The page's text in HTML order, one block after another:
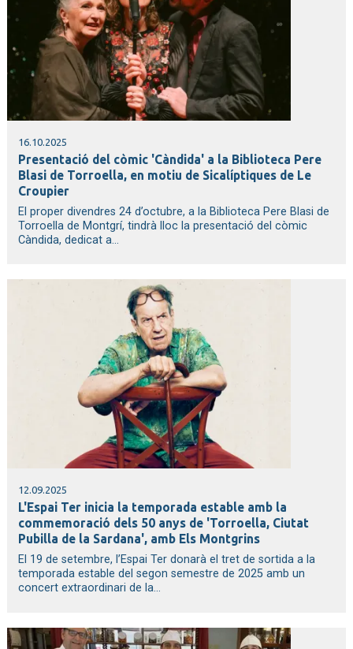
16.10.2025
Presentació del còmic 'Càndida' a la Biblioteca Pere
Blasi de Torroella, en motiu de Sicalíptiques de Le
Croupier
El proper divendres 24 d’octubre, a la Biblioteca Pere Blasi de
Torroella de Montgrí, tindrà lloc la presentació del còmic
Càndida, dedicat a...
12.09.2025
L'Espai Ter inicia la temporada estable amb la
commemoració dels 50 anys de 'Torroella, Ciutat
Pubilla de la Sardana', amb Els Montgrins
El 19 de setembre, l’Espai Ter donarà el tret de sortida a la
temporada estable del segon semestre de 2025 amb un
concert extraordinari de la...